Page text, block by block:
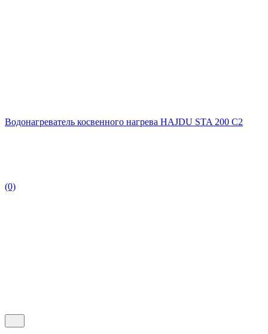
Водонагреватель косвенного нагрева HAJDU STA 200 С2
(0)